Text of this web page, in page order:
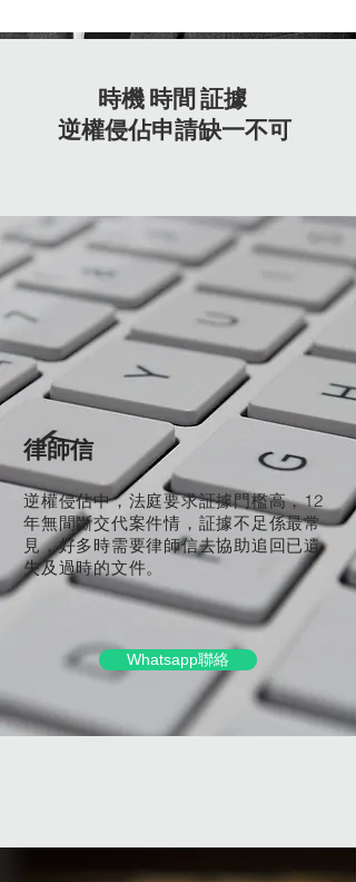
時機 時間 証據
逆權侵佔申請缺一不可
律師信
逆權侵佔中，法庭要求証據門檻高，12
年無間斷交代案件情，証據不足係最常
見，好多時需要律師信去協助追回已遺
失及過時的文件。
Whatsapp聯絡